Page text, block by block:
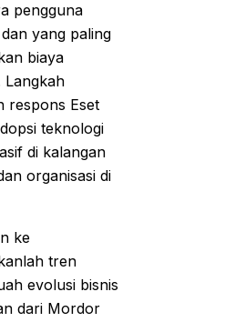
pengguna
yang paling
biaya
Langkah
respons Eset
teknologi
di kalangan
organisasi di
ke
tren
evolusi bisnis
dari Mordor